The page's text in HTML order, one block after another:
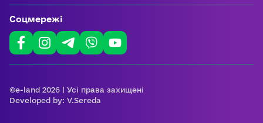
Соцмережі
©e-land 2026 | Усі права захищені
Developed by: V.Sereda